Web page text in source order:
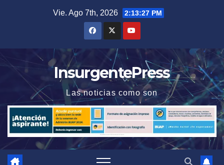
Vie. Ago 7th, 2026 2:13:27 PM
InsurgentePress
Las noticias como son